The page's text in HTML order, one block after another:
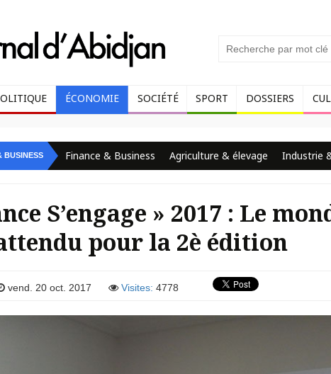
ÉCONOMIE SOCIÉTÉ SPORT DOSSIERS
BUSINESS Finance & Business Agriculture & élevage Industrie
S’engage » 2017 : Le
pour la 2è édition
vend. 20 oct. 2017 Visites: 4778